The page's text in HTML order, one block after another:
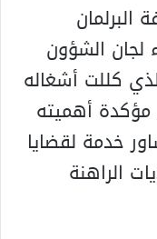
البرلمان
لجان الشؤون
الذي كللت أشغاله
مؤكدة أهميته
خدمة لقضايا
الراهنة